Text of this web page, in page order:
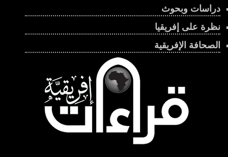
دراسات وبحوث
نظرة على إفريقيا
الصحافة الإفريقية